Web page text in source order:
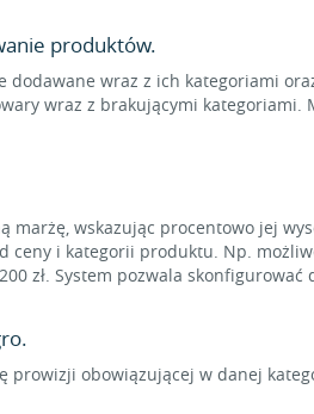
produktów.
wraz z ich kategoriami
wraz z brakującymi
marżę, wskazując procentowo jej
ceny i kategorii produktu. Np.
zł. System pozwala
prowizji obowiązującej w danej